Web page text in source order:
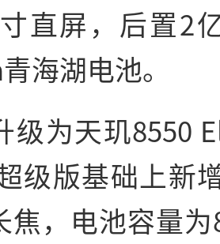
直屏，后置2
海湖电池。
级为天玑8550
级版基础上新
，电池容量为